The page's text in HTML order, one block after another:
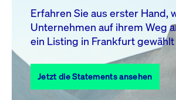
10 11 13 14
17
18 19 20 21
27 28
31
Erfahren Sie aus erster Hand,
Unternehmen auf ihrem Weg
ein Listing in Frankfurt gewählt
Jetzt die Statements ansehen